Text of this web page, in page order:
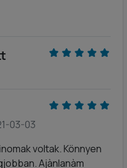
03-03
voltak. Könnyen
Ajànlanàm